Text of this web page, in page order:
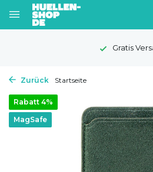
Gratis
Zurück Startseite
Rabatt 4%
MagSafe